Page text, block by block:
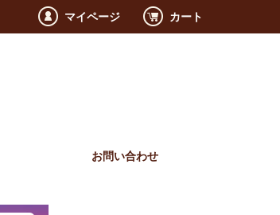
マイページ カート
お問い合わせ